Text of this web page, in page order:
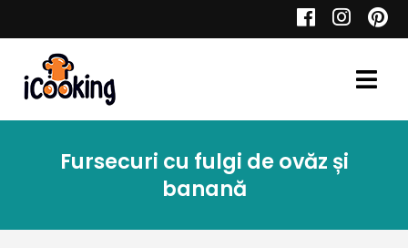
ReteteFursecuri cu fulgi de ovăz și
banană